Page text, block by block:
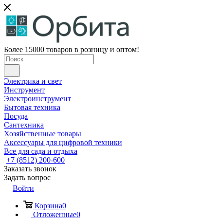
Более 15000 товаров в розницу и оптом!
Электрика и свет
Инструмент
Электроинструмент
Бытовая техника
Посуда
Сантехника
Хозяйственные товары
Аксессуары для цифровой техники
Все для сада и отдыха
+7 (8512) 200-600
Заказать звонок
Задать вопрос
Войти
Корзина0
Отложенные0